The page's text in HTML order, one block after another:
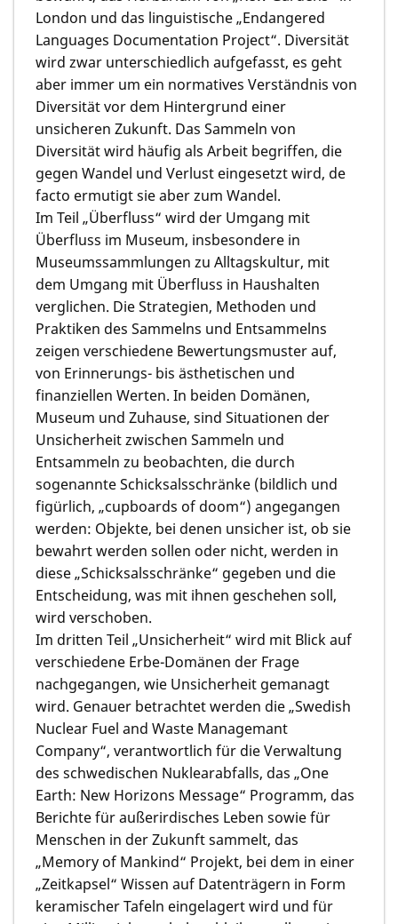
London und das linguistische „Endangered
Languages Documentation Project“. Diversität
wird zwar unterschiedlich aufgefasst, es geht
aber immer um ein normatives Verständnis von
Diversität vor dem Hintergrund einer
unsicheren Zukunft. Das Sammeln von
Diversität wird häufig als Arbeit begriffen, die
gegen Wandel und Verlust eingesetzt wird, de
facto ermutigt sie aber zum Wandel.
Im Teil „Überfluss“ wird der Umgang mit
Überfluss im Museum, insbesondere in
Museumssammlungen zu Alltagskultur, mit
dem Umgang mit Überfluss in Haushalten
verglichen. Die Strategien, Methoden und
Praktiken des Sammelns und Entsammelns
zeigen verschiedene Bewertungsmuster auf,
von Erinnerungs- bis ästhetischen und
finanziellen Werten. In beiden Domänen,
Museum und Zuhause, sind Situationen der
Unsicherheit zwischen Sammeln und
Entsammeln zu beobachten, die durch
sogenannte Schicksalsschränke (bildlich und
figürlich, „cupboards of doom“) angegangen
werden: Objekte, bei denen unsicher ist, ob sie
bewahrt werden sollen oder nicht, werden in
diese „Schicksalsschränke“ gegeben und die
Entscheidung, was mit ihnen geschehen soll,
wird verschoben.
Im dritten Teil „Unsicherheit“ wird mit Blick auf
verschiedene Erbe-Domänen der Frage
nachgegangen, wie Unsicherheit gemanagt
wird. Genauer betrachtet werden die „Swedish
Nuclear Fuel and Waste Managemant
Company“, verantwortlich für die Verwaltung
des schwedischen Nuklearabfalls, das „One
Earth: New Horizons Message“ Programm, das
Berichte für außerirdisches Leben sowie für
Menschen in der Zukunft sammelt, das
„Memory of Mankind“ Projekt, bei dem in einer
„Zeitkapsel“ Wissen auf Datenträgern in Form
keramischer Tafeln eingelagert wird und für